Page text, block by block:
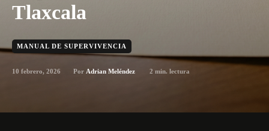
Tlaxcala
MANUAL DE SUPERVIVENCIA
10 febrero, 2026 Por Adrian Meléndez 2 min. lectura